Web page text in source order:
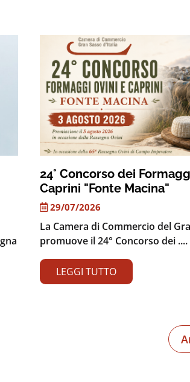
24° Concorso dei
Caprini "Fonte Macina"
29/07/2026
La Camera di Commercio del
promuove il 24° Concorso dei ....
LEGGI TUTTO